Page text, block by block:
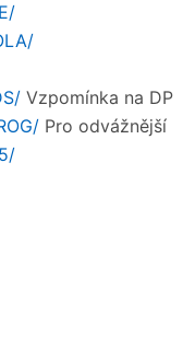
Vzpomínka na DP
Pro odvážnější